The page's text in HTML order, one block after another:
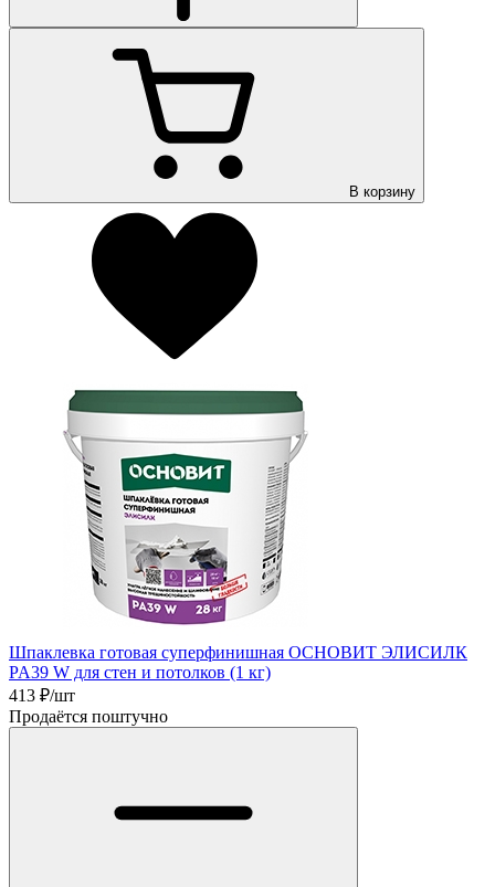
В корзину
Шпаклевка готовая суперфинишная ОСНОВИТ ЭЛИСИЛК
PA39 W для стен и потолков (1 кг)
413 ₽/шт
Продаётся поштучно